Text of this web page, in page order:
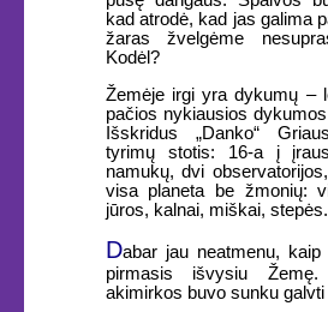
kad atrodė, kad jas galima
žaras žvelgėme
Kodėl?
Žemėje irgi yra dykumų –
pačios nykiausios
Išskridus „Danko“
tyrimų stotis: 16-a į
namukų, dvi
visa planeta be žmonių:
jūros, kalnai, miškai,
Dabar jau neatmenu,
pirmasis išvysiu
akimirkos buvo sunku